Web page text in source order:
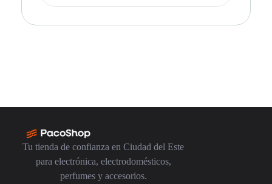
Tu tienda de confianza en Ciudad del Este
para electrónica, electrodomésticos,
perfumes y accesorios.